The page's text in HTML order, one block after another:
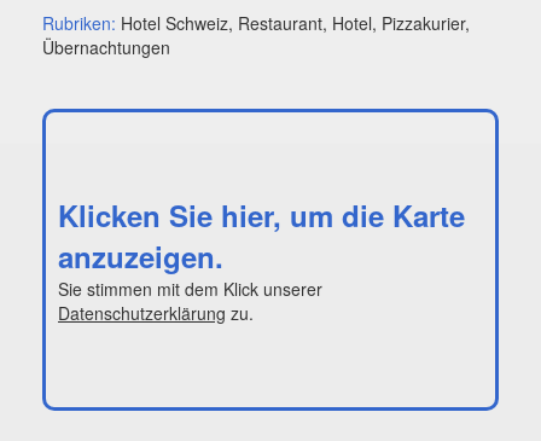
Rubriken: Hotel Schweiz, Restaurant, Hotel, Pizzakurier,
Übernachtungen
Klicken Sie hier, um die Karte
anzuzeigen.
Sie stimmen mit dem Klick unserer
Datenschutzerklärung zu.